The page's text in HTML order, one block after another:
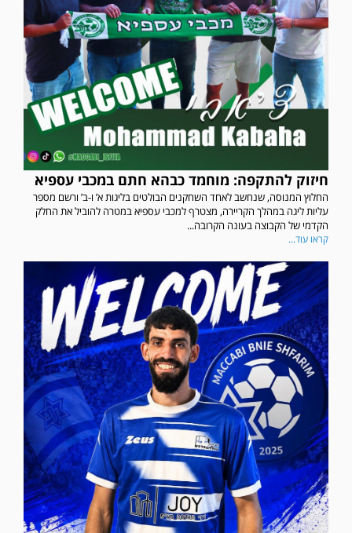
חיזוק להתקפה: מוחמד כבהא חתם במכבי עספיא
החלוץ המנוסה, שנחשב לאחד השחקנים הבולטים בליגות א’ ו-ב’ ורשם מספר
עליות ליגה במהלך הקריירה, מצטרף למכבי עספיא במטרה להוביל את החלק
הקדמי של הקבוצה בעונה הקרובה...
קראו עוד...